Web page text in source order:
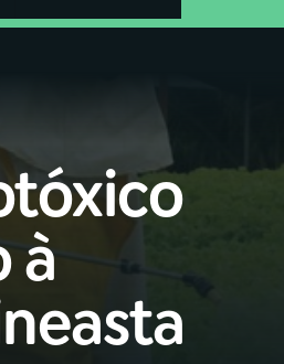
Buscar
à